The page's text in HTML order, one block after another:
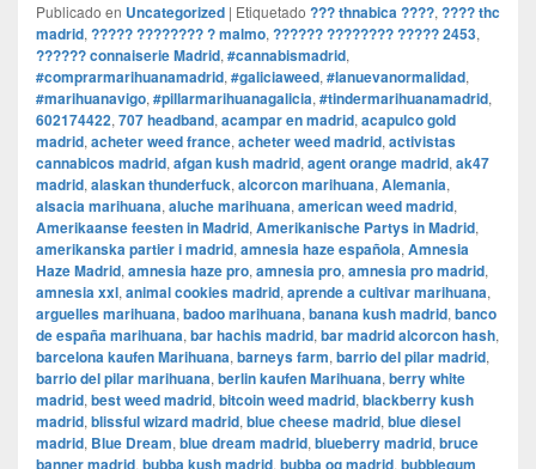
Publicado en Uncategorized | Etiquetado ??? thnabica ????, ???? thc
madrid, ????? ???????? ? malmo, ?????? ???????? ????? 2453,
?????? connaiserie Madrid, #cannabismadrid,
#comprarmarihuanamadrid, #galiciaweed, #lanuevanormalidad,
#marihuanavigo, #pillarmarihuanagalicia, #tindermarihuanamadrid,
602174422, 707 headband, acampar en madrid, acapulco gold
madrid, acheter weed france, acheter weed madrid, activistas
cannabicos madrid, afgan kush madrid, agent orange madrid, ak47
madrid, alaskan thunderfuck, alcorcon marihuana, Alemania,
alsacia marihuana, aluche marihuana, american weed madrid,
Amerikaanse feesten in Madrid, Amerikanische Partys in Madrid,
amerikanska partier i madrid, amnesia haze española, Amnesia
Haze Madrid, amnesia haze pro, amnesia pro, amnesia pro madrid,
amnesia xxl, animal cookies madrid, aprende a cultivar marihuana,
arguelles marihuana, badoo marihuana, banana kush madrid, banco
de españa marihuana, bar hachis madrid, bar madrid alcorcon hash,
barcelona kaufen Marihuana, barneys farm, barrio del pilar madrid,
barrio del pilar marihuana, berlin kaufen Marihuana, berry white
madrid, best weed madrid, bitcoin weed madrid, blackberry kush
madrid, blissful wizard madrid, blue cheese madrid, blue diesel
madrid, Blue Dream, blue dream madrid, blueberry madrid, bruce
banner madrid, bubba kush madrid, bubba og madrid, bubblegum